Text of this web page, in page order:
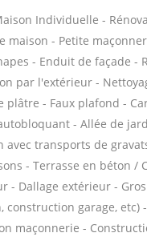
Individuelle -
maison - Petite
- Enduit de façade -
par l'extérieur -
plâtre - Faux plafond -
- Allée de
avec transports de
- Terrasse en béton /
- Dallage extérieur -
construction garage, etc)
maçonnerie -